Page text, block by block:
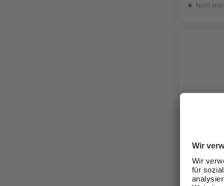
Nicht